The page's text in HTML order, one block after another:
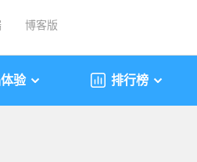
博客版
验 排行榜